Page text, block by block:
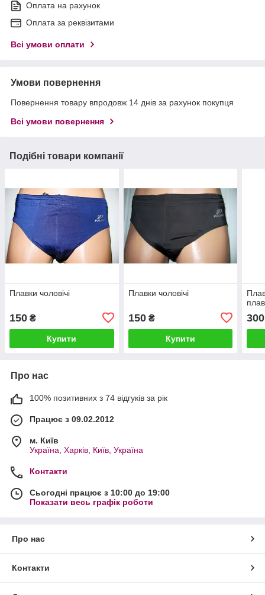
Оплата на рахунок
Оплата за реквізитами
Всі умови оплати
Умови повернення
Повернення товару впродовж 14 днів за рахунок покупця
Всі умови повернення
Подібні товари компанії
Плавки чоловічі
150 ₴
Купити
Плавки чоловічі
150₴
Купити
300
Про нас
100% позитивних з 74 відгуків за рік
Працює з 09.02.2012
м. Київ
Україна, Харків, Київ, Україна
Контакти
Сьогодні працює з 10:00 до 19:00
Показати весь графік роботи
Про нас
Контакти